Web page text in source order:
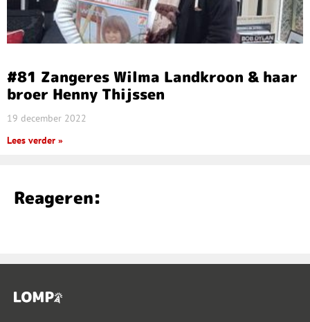
#81 Zangeres Wilma Landkroon & haar
broer Henny Thijssen
19 december 2022
Lees verder »
Reageren: